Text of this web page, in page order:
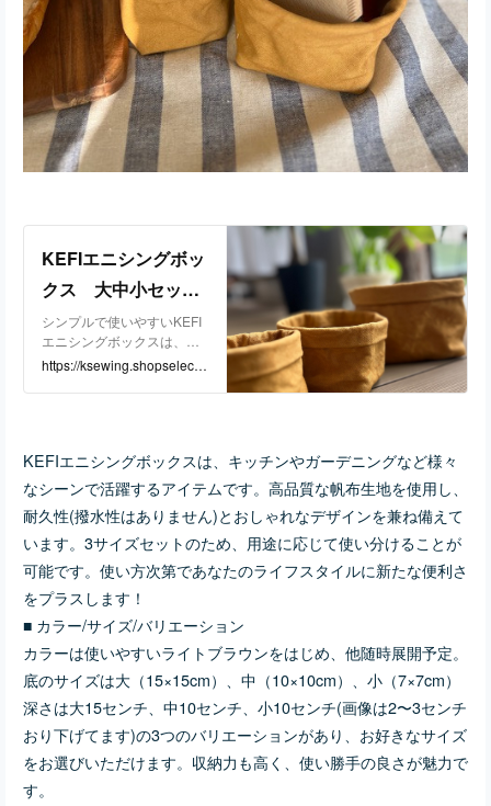
お急ぎの場合はお気軽にお
問い合わせください。 ■ そ
の他の情報や注意事項 商品
の具体的な内容やご質問が
ございましたら、ショップ
のお問い合わせからご連絡
いただければ、心を込めて
丁寧にご対応いたします。
KEFIキューブトートで、あ
KEFIエニシングボッ
クス 大中小セッ
ト ライトブラウン |
KEFI powered by B
ASE
シンプルで使いやすいKEFI
エニシングボックスは、キ
ッチンやガーデニングなど
様々なシーンで活躍するア
イテムです。高品質な帆布
なデザインを兼ね備えてい
ます。3サイズセットのた
め、用途に応じて使い分け
ることが可能です。使い方
次第であなたのライフスタ
イルに新たな便利さをプラ
スします！■ カラー/サイズ/
バリエーション カラーは使
いやすいライトブラウンを
はじめ、他随時展開予定。
底のサイズは大（15×15c
m）、中（10×10cm）、小
（7×7cm）深さは大15セン
チ、中10センチ、小10セン
チ(画像は2〜3センチおり下
げてます)の3つのバリエー
ションがあり、お好きなサ
イズをお選びいただけま
https://ksewing.shopselect.n
KEFIエニシングボックスは、キッチンやガーデニングなど様々
なシーンで活躍するアイテムです。高品質な帆布生地を使用し、
耐久性(撥水性はありません)とおしゃれなデザインを兼ね備えて
います。3サイズセットのため、用途に応じて使い分けることが
可能です。使い方次第であなたのライフスタイルに新たな便利さ
をプラスします！
■ カラー/サイズ/バリエーション
カラーは使いやすいライトブラウンをはじめ、他随時展開予定。
底のサイズは大（15×15cm）、中（10×10cm）、小（7×7cm）
深さは大15センチ、中10センチ、小10センチ(画像は2〜3センチ
おり下げてます)の3つのバリエーションがあり、お好きなサイズ
をお選びいただけます。収納力も高く、使い勝手の良さが魅力で
す。